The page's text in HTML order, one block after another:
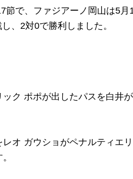
で、ファジアーノ岡山は5月
、2対0で勝利しました。
ク ポポが出したパスを白井
オ ガウショがペナルティエ